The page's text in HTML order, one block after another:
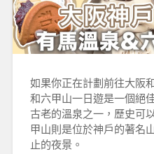
如果你正在計劃前往大阪
和六甲山一日遊是一個絕
古老的溫泉之一，歷史可
甲山則是位於神戶的著名
止的夜景。